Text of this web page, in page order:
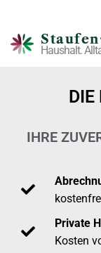
Haushalt.
DIE
IHRE
Private
Kosten